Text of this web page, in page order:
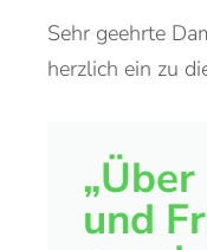
Sehr geehrte
herzlich ein zu
und